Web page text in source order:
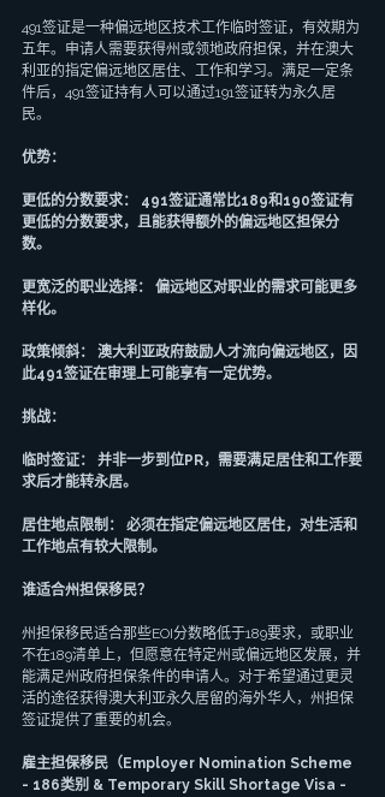
491签证是一种偏远地区技术工作临时签证，有效期为
五年。申请人需要获得州或领地政府担保，并在澳大
利亚的指定偏远地区居住、工作和学习。满足一定条
件后，491签证持有人可以通过191签证转为永久居
民。
优势：
更低的分数要求： 491签证通常比189和190签证有
更低的分数要求，且能获得额外的偏远地区担保分
数。
更宽泛的职业选择： 偏远地区对职业的需求可能更多
样化。
政策倾斜： 澳大利亚政府鼓励人才流向偏远地区，因
此491签证在审理上可能享有一定优势。
挑战：
临时签证： 并非一步到位PR，需要满足居住和工作要
求后才能转永居。
居住地点限制： 必须在指定偏远地区居住，对生活和
工作地点有较大限制。
谁适合州担保移民？
州担保移民适合那些EOI分数略低于189要求，或职业
不在189清单上，但愿意在特定州或偏远地区发展，并
能满足州政府担保条件的申请人。对于希望通过更灵
活的途径获得澳大利亚永久居留的海外华人，州担保
签证提供了重要的机会。
雇主担保移民（Employer Nomination Scheme
- 186类别 & Temporary Skill Shortage Visa -